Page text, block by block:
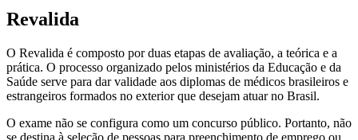
Revalida
O Revalida é composto por duas etapas de avaliação, a teórica e a
prática. O processo organizado pelos ministérios da Educação e da
Saúde serve para dar validade aos diplomas de médicos brasileiros e
estrangeiros formados no exterior que desejam atuar no Brasil.
O exame não se configura como um concurso público. Portanto, não
se destina à seleção de pessoas para preenchimento de emprego ou